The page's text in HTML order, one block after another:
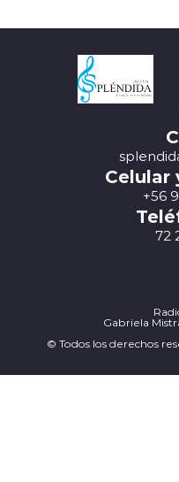
Celular
+56
72
Gabriela
© Todos los derechos